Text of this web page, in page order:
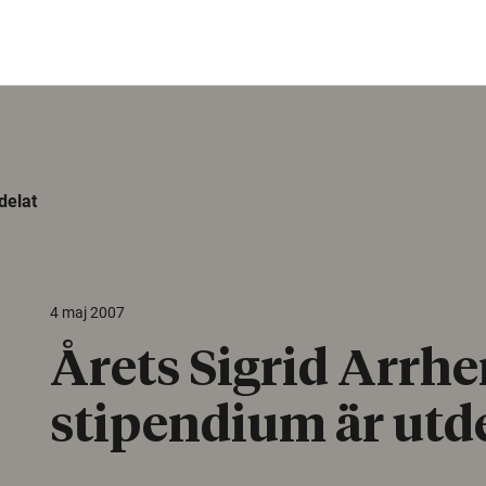
4 maj 2007
Årets Sigrid
stipendium är